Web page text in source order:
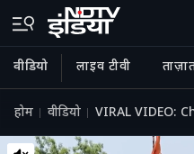
वीडियो लाइव टीवी
होम वीडियो VIRAL VIDEO: